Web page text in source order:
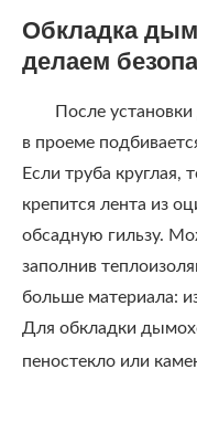
Обкладка
делаем
После
в проеме
Если труба круглая,
крепится лента из
обсадную гильзу.
заполнив
больше материала:
Для обкладки
пеностекло или